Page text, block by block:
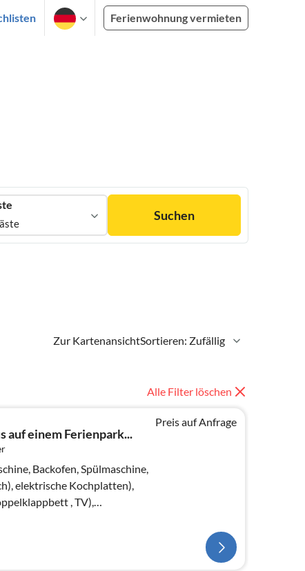
Ferienwohnung vermieten
Suchen
Zur KartenansichtSortieren: Zufällig
Alle Filter löschen
auf einem Ferienpark...
Backofen, Spülmaschine,
elektrische Kochplatten),
, TV),
Preis auf Anfrage